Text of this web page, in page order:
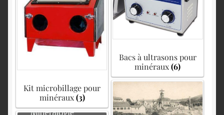
Bacs à ultrasons pour
minéraux(6)
Kit microbillage pour
minéraux(3)